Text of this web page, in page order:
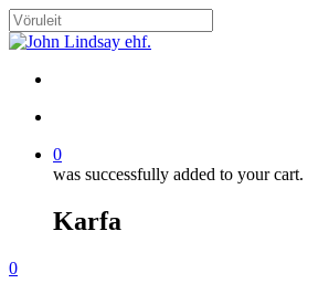
Skip
to
content
Close
0
was successfully added to your cart.
Karfa
Menu
search
account
0